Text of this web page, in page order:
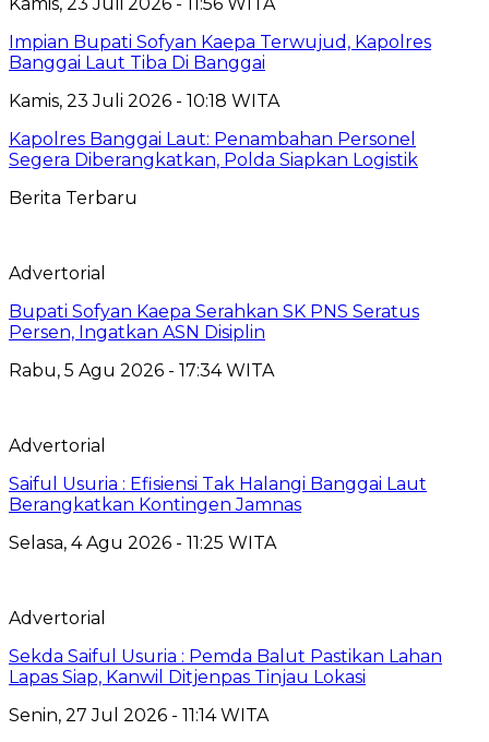
Impian Bupati Sofyan Kaepa Terwujud, Kapolres
Banggai Laut Tiba Di Banggai
Kamis, 23 Juli 2026 - 10:18 WITA
Kapolres Banggai Laut: Penambahan Personel
Segera Diberangkatkan, Polda Siapkan Logistik
Berita Terbaru
Advertorial
Bupati Sofyan Kaepa Serahkan SK PNS Seratus
Persen, Ingatkan ASN Disiplin
Rabu, 5 Agu 2026 - 17:34 WITA
Advertorial
Saiful Usuria : Efisiensi Tak Halangi Banggai Laut
Berangkatkan Kontingen Jamnas
Selasa, 4 Agu 2026 - 11:25 WITA
Advertorial
Sekda Saiful Usuria : Pemda Balut Pastikan Lahan
Lapas Siap, Kanwil Ditjenpas Tinjau Lokasi
Senin, 27 Jul 2026 - 11:14 WITA